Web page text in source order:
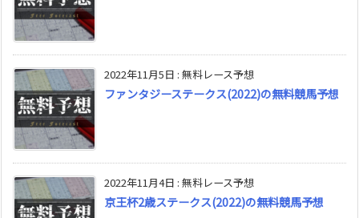
2022年11月5日 : 無料レース予想
ファンタジーステークス(2022)の無料競馬予想
2022年11月4日 : 無料レース予想
京王杯2歳ステークス(2022)の無料競馬予想